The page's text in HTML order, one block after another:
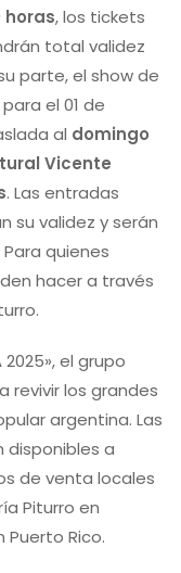
horas, los tickets
total validez
parte, el show de
el 01 de
al domingo
Vicente
. Las entradas
su validez y serán
quienes
hacer a través
el grupo
revivir los grandes
argentina. Las
disponibles a
de venta locales
Piturro en
Rico.